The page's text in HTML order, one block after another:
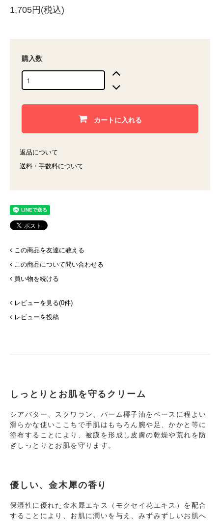
1,705円(税込)
購入数
カートに入れる
返品について
送料・手数料について
この商品を友達に教える
この商品について問い合わせる
買い物を続ける
レビューを見る(0件)
レビューを投稿
しっとりとお肌を守るクリーム
シアバター、スクワラン、パーム椰子油をベースに程よい
滑らかな使いここちで手肌はもちろん腕や足、かかと等に
塗布することにより、被膜を形成し皮膚の乾燥や荒れを防
ぎしっとりとお肌を守ります。
優しい、金木犀の香り
保湿性に優れた金木犀エキス（モクセイ花エキス）を配合
することにより、お肌に潤いを与え、みずみずしいお肌へ